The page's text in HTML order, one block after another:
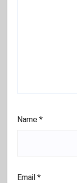
Name *
Email *